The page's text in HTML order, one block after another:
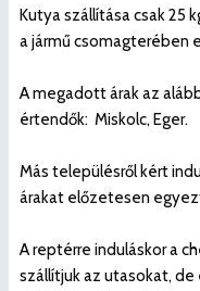
Kutya szállítása csak 25
a jármű csomagterében
A megadott árak az
értendők: Miskolc, Eger.
Más településről kért
árakat előzetesen
A reptérre induláskor a
szállítjuk az utasokat, de